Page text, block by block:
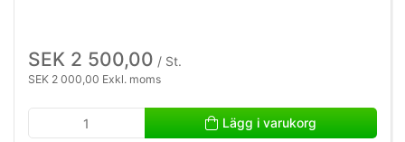
SEK 2 500,00 / St.
SEK 2 000,00 Exkl. moms
Lägg i varukorg